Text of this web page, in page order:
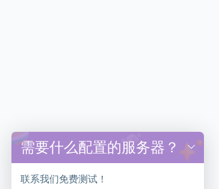
t
需要什么配置的服务器？
联系我们免费测试！